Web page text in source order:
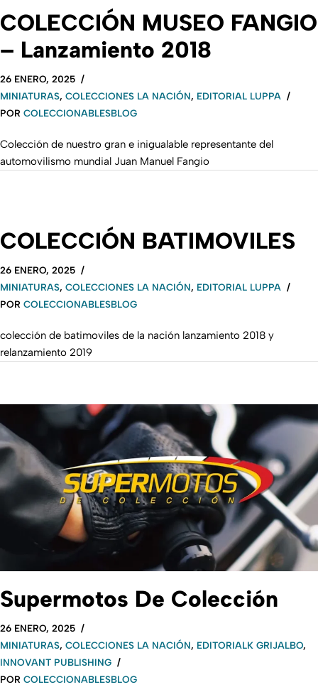
COLECCIÓN MUSEO FANGIO
– Lanzamiento 2018
26 ENERO, 2025
MINIATURAS, COLECCIONES LA NACIÓN, EDITORIAL LUPPA
POR COLECCIONABLESBLOG
Colección de nuestro gran e inigualable representante del
automovilismo mundial Juan Manuel Fangio
COLECCIÓN BATIMOVILES
26 ENERO, 2025
MINIATURAS, COLECCIONES LA NACIÓN, EDITORIAL LUPPA
POR COLECCIONABLESBLOG
colección de batimoviles de la nación lanzamiento 2018 y
relanzamiento 2019
Supermotos De Colección
26 ENERO, 2025
MINIATURAS, COLECCIONES LA NACIÓN, EDITORIALK GRIJALBO,
INNOVANT PUBLISHING
POR COLECCIONABLESBLOG